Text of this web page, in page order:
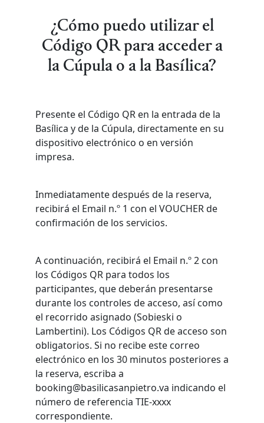
¿Cómo puedo utilizar el
Código QR para acceder a
la Cúpula o a la Basílica?
Presente el Código QR en la entrada de la
Basílica y de la Cúpula, directamente en su
dispositivo electrónico o en versión
impresa.
Inmediatamente después de la reserva,
recibirá el Email n.º 1 con el VOUCHER de
confirmación de los servicios.
A continuación, recibirá el Email n.º 2 con
los Códigos QR para todos los
participantes, que deberán presentarse
durante los controles de acceso, así como
el recorrido asignado (Sobieski o
Lambertini). Los Códigos QR de acceso son
obligatorios. Si no recibe este correo
electrónico en los 30 minutos posteriores a
la reserva, escriba a
booking@basilicasanpietro.va indicando el
número de referencia TIE-xxxx
correspondiente.